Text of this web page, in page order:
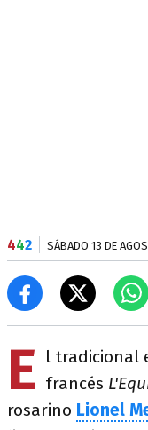
442 SÁBADO 13 DE
E
l tradicional
francés
rosarino Lionel